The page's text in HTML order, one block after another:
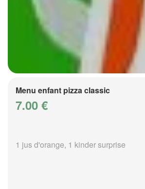
Menu enfant pizza classic
7.00 €
1 jus d'orange, 1 kinder surprise